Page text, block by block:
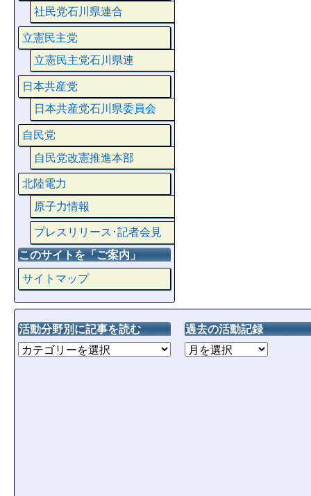
社民党石川県連合
立憲民主党
立憲民主党石川県連
日本共産党
日本共産党石川県委員会
自民党
自民党改憲推進本部
北陸電力
原子力情報
プレスリリース･記者会見
このサイトを「ご案内」
サイトマップ
活動分野別に記事を読む 過去の活動記録